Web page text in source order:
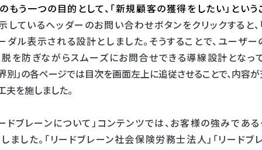
もう一つの目的として、「新規顧客の獲得をしたい」とい
ているヘッダーのお問い合わせボタンをクリックすると、「
ル表示される設計としました。そうすることで、ユーザ
を防ぎながらスムーズにお問合せできる導線設計となって
界別」の各ページでは目次を画面左上に追従させることで、内容
を施しました。
ドブレーンについて」コンテンツでは、お客様の強みであ
ました。「リードブレーン社会保険労務士法人」「リードブ